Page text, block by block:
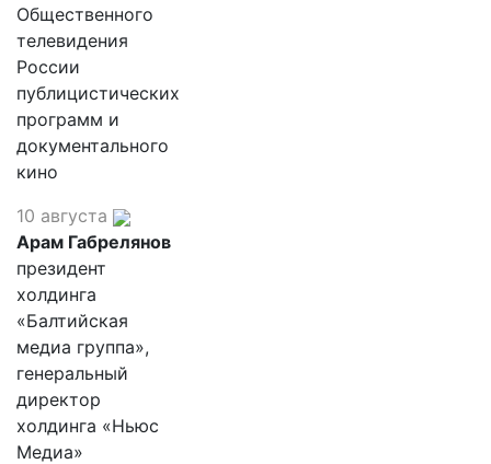
Общественного
телевидения
России
публицистических
программ и
документального
кино
10 августа
Арам Габрелянов
президент
холдинга
«Балтийская
медиа группа»,
генеральный
директор
холдинга «Ньюс
Медиа»